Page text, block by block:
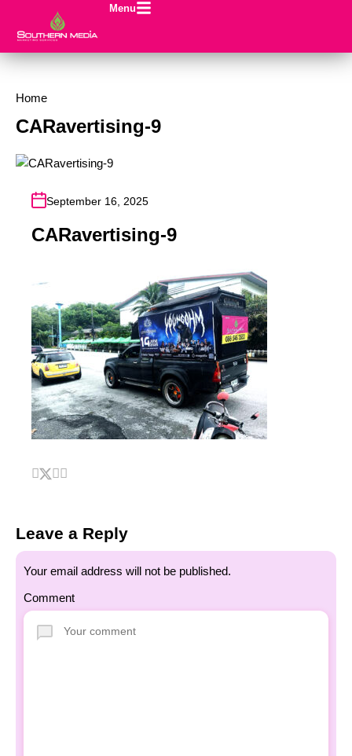
Menu
Home
CARavertising-9
September 16, 2025
CARavertising-9
Leave a Reply
Your email address will not be published.
Comment